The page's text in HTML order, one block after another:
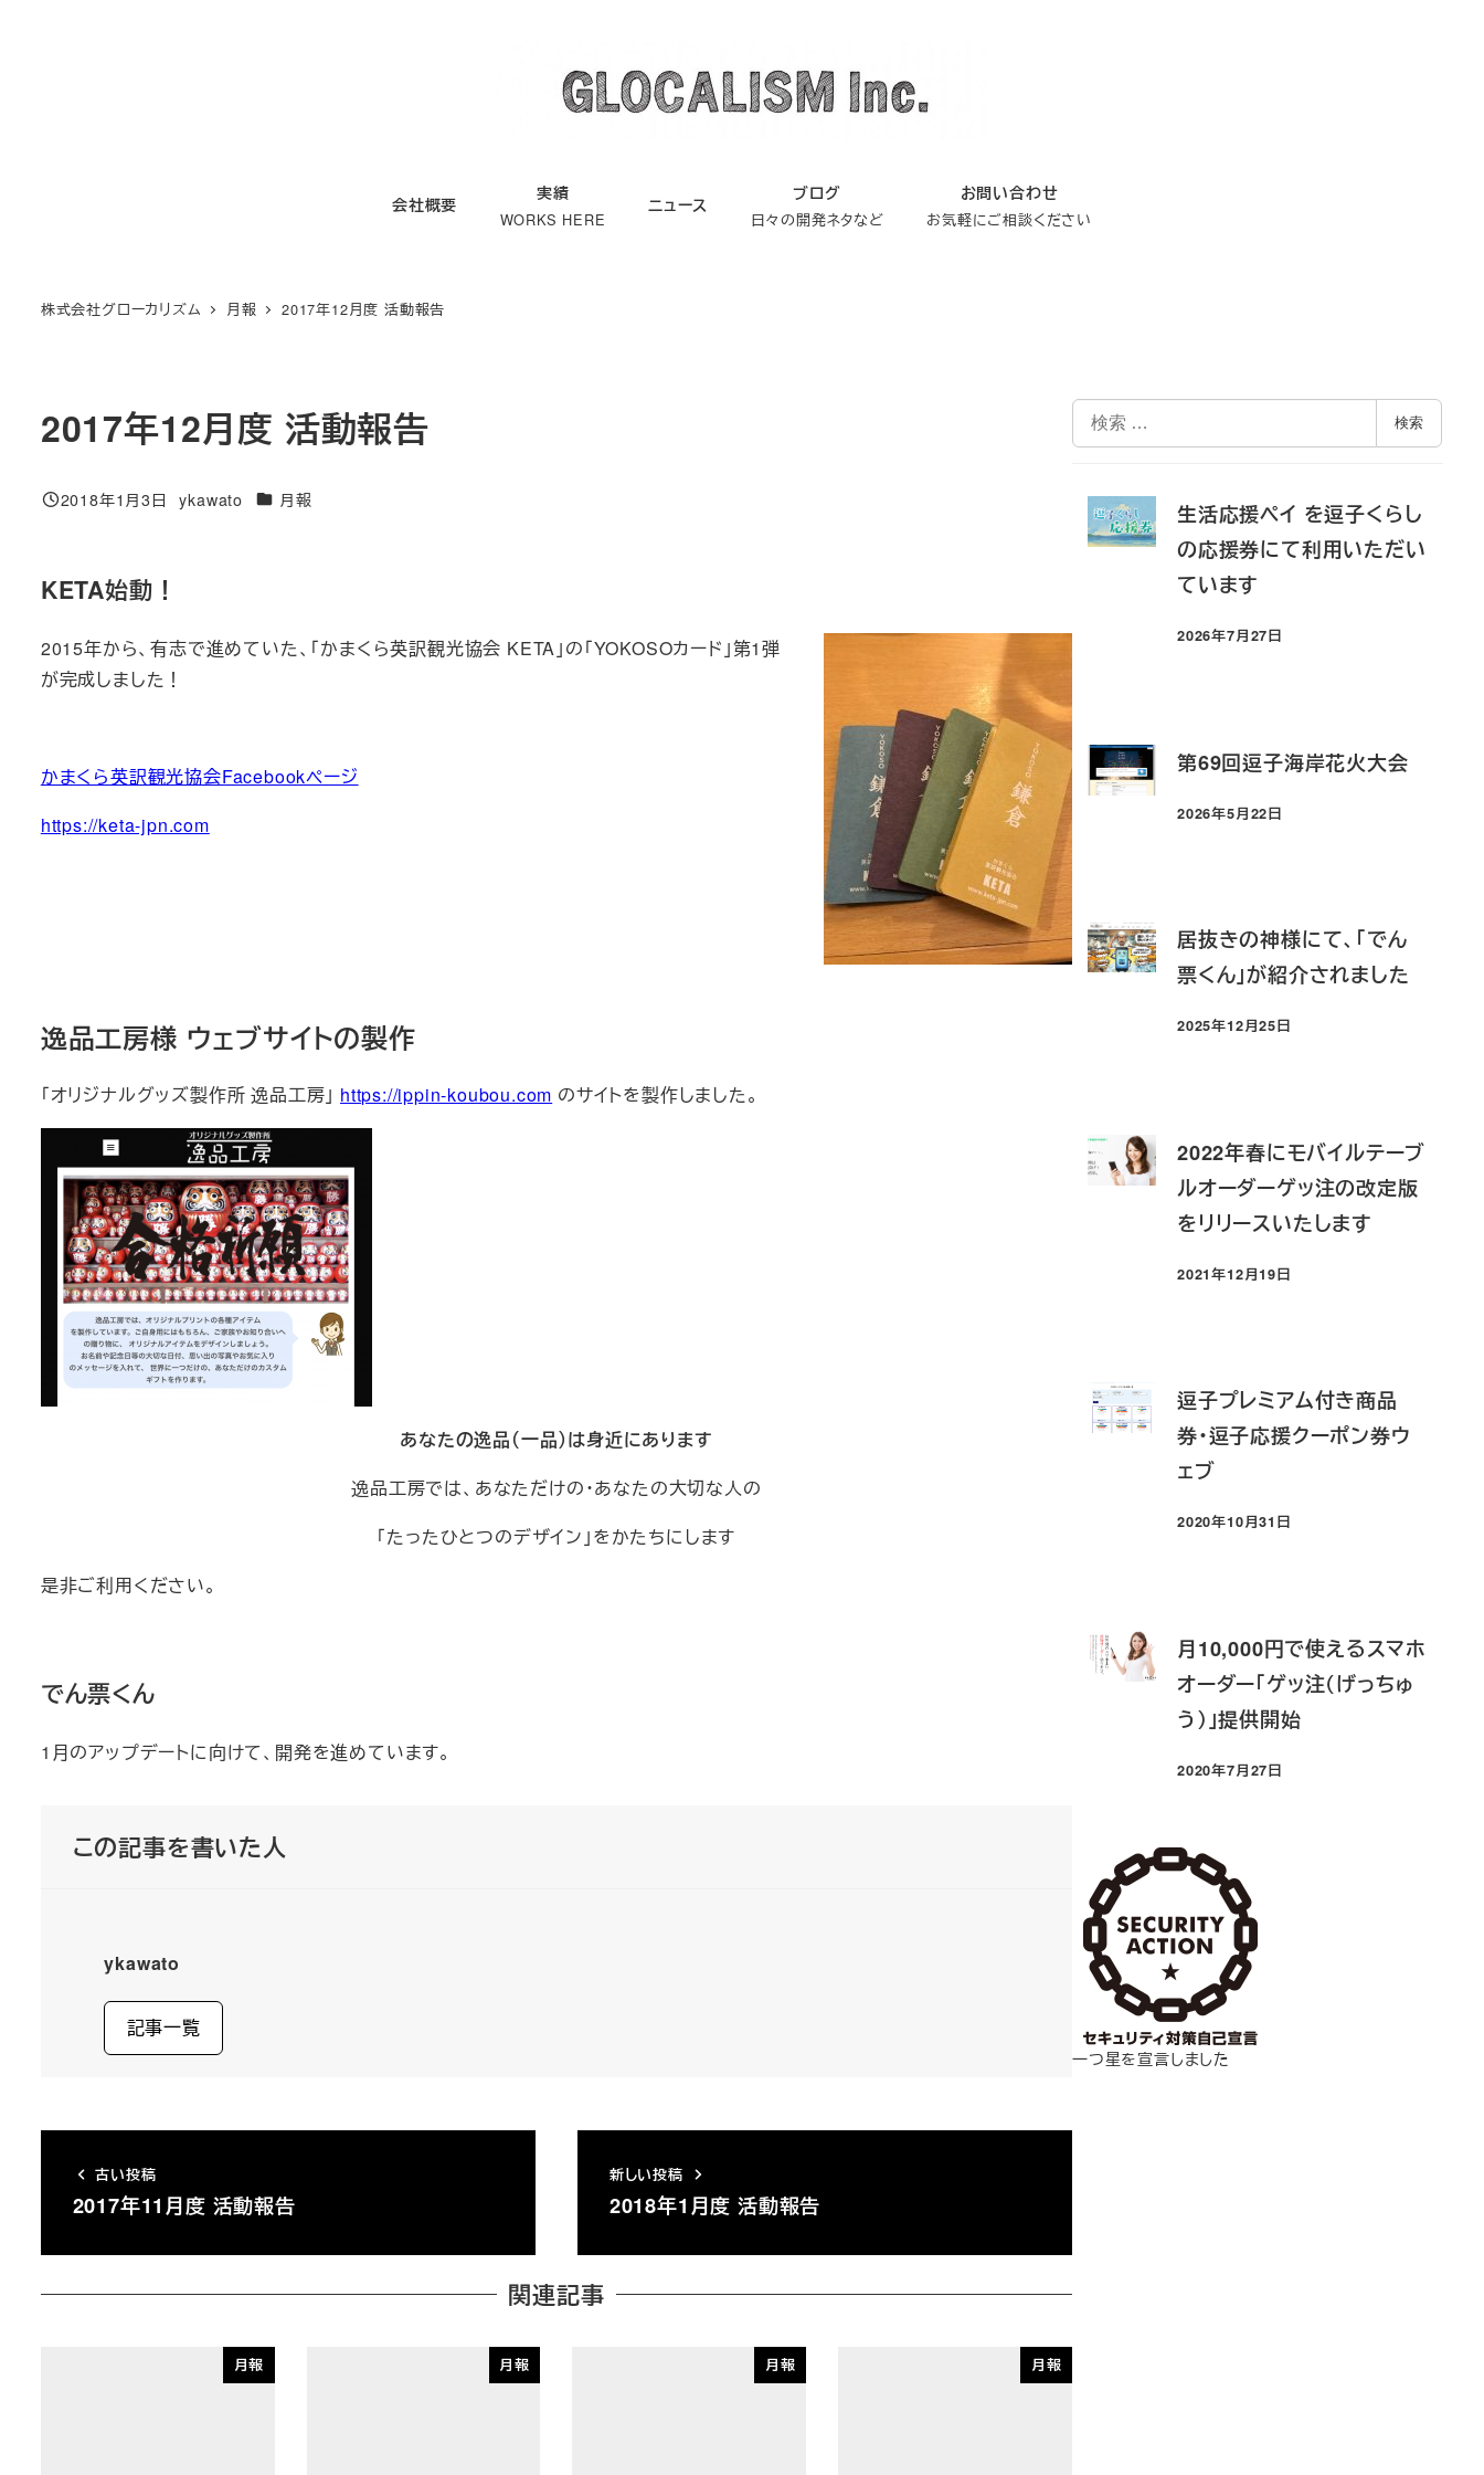
会社概要
実績
WORKS HERE
ニュース
ブログ
日々の開発ネタなど
お問い合わせ
お気軽にご相談ください
株式会社グローカリズム 月報 2017年12月度 活動報告
2017年12月度 活動報告
投稿日
2018年1月3日
著
ykawato カテゴリー
月報
KETA始動！
2015年から、有志で進めていた、「かまくら英訳観光協会 KETA」の「YOKOSOカード」第1弾
が完成しました！
かまくら英訳観光協会Facebookページ
https://keta-jpn.com
逸品工房様 ウェブサイトの製作
「オリジナルグッズ製作所 逸品工房」 https://ippin-koubou.com のサイトを製作しました。
あなたの逸品（一品）は身近にあります
逸品工房では、あなただけの・あなたの大切な人の
「たったひとつのデザイン」をかたちにします
是非ご利用ください。
でん票くん
1月のアップデートに向けて、開発を進めています。
この記事を書いた人
ykawato
記事一覧
古い投稿
2017年11月度 活動報告
新しい投稿
2018年1月度 活動報告
関連記事
月報 月報 月報 月報
検
索
検索
生活応援ペイ を逗子くらし
の応援券にて利用いただい
ています
投稿日
2026年7月27日
第69回逗子海岸花火大会
投稿日
2026年5月22日
居抜きの神様にて、「でん
票くん」が紹介されました
投稿日
2025年12月25日
2022年春にモバイルテーブ
ルオーダーゲッ注の改定版
をリリースいたします
投稿日
2021年12月19日
逗子プレミアム付き商品
券・逗子応援クーポン券ウ
ェブ
投稿日
2020年10月31日
月10,000円で使えるスマホ
オーダー「ゲッ注（げっちゅ
う）」提供開始
投稿日
2020年7月27日
一つ星を宣言しました